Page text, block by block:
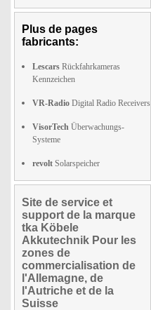
Plus de pages
fabricants:
Lescars Rückfahrkameras
Kennzeichen
VR-Radio Digital Radio Receivers
VisorTech Überwachungs-
Systeme
revolt Solarspeicher
Site de service et
support de la marque
tka Köbele
Akkutechnik Pour les
zones de
commercialisation de
l'Allemagne, de
l'Autriche et de la
Suisse